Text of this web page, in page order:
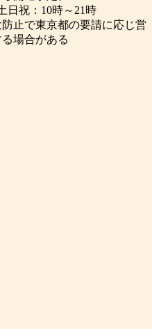
日祝：10時～21時
止で東京都の要請に応じ営
場合がある